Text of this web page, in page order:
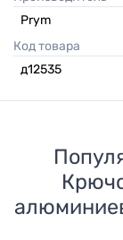
Prym
Код товара
д12535